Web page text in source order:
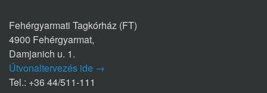
Fehérgyarmati Tagkórház (FT)
4900 Fehérgyarmat,
Damjanich u. 1.
Útvonaltervezés ide →
Tel.: +36 44/511-111